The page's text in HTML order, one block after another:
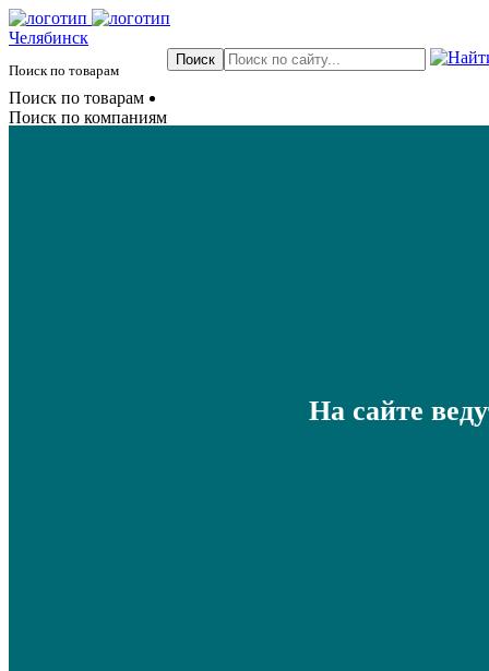
Челябинск
Поиск по товарам
Поиск по товарам
Поиск по компаниям
На сайте